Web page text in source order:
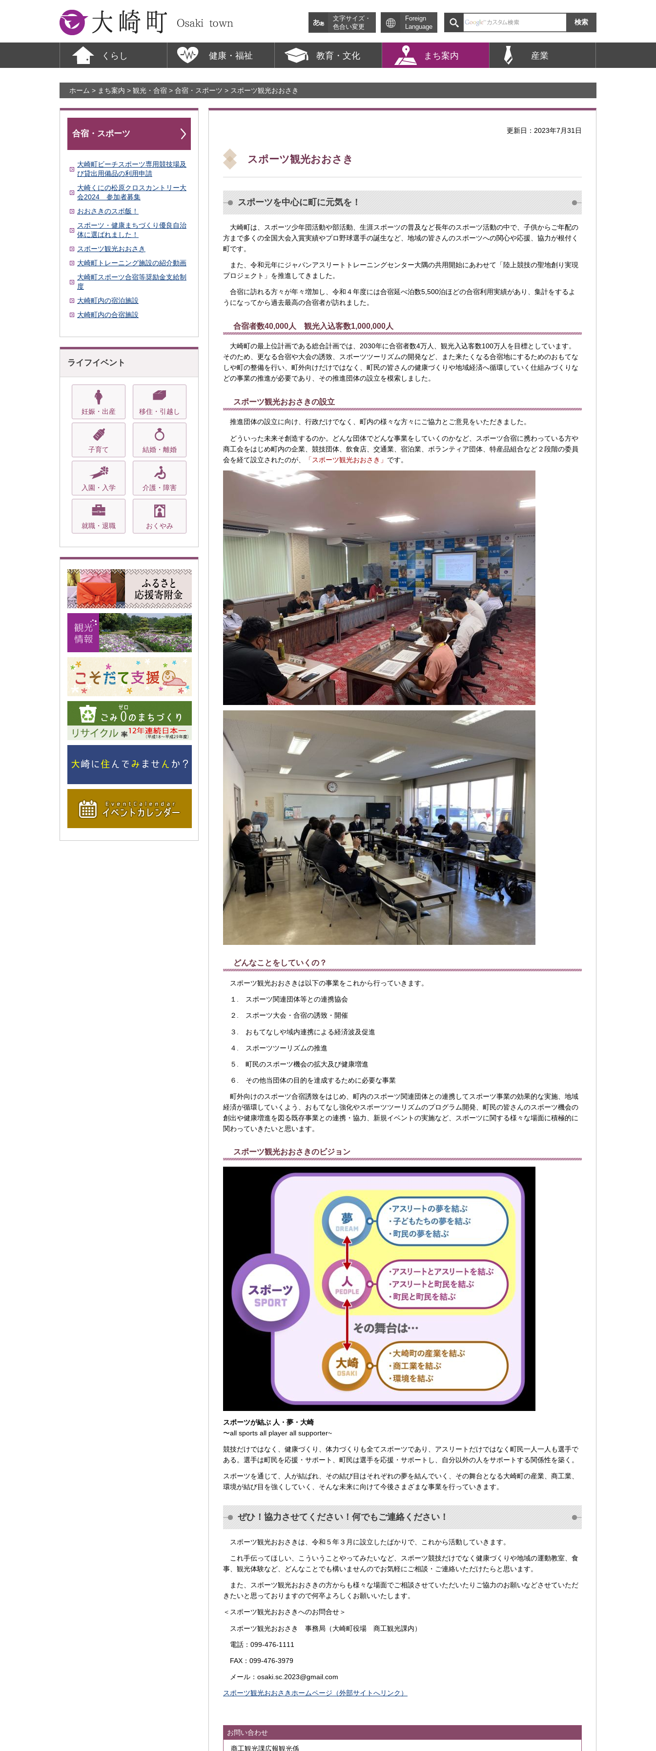
大崎町
文字サイズ・
色合い変更
Foreign
Language
くらし 健康・福祉 教育・文化 まち案内 産業
ホーム > まち案内 > 観光・合宿 > 合宿・スポーツ > スポーツ観光おおさき
合宿・スポーツ
大崎町ビーチスポーツ専用競技場及
び貸出用備品の利用申請
大崎くにの松原クロスカントリー大
会2024 参加者募集
おおさきのスポ飯！
スポーツ・健康まちづくり優良自治
体に選ばれました！
スポーツ観光おおさき
大崎町トレーニング施設の紹介動画
大崎町スポーツ合宿等奨励金支給制
度
大崎町内の宿泊施設
大崎町内の合宿施設
ライフイベント
妊娠・出産 移住・引越し
子育て 結婚・離婚
入園・入学 介護・障害
就職・退職 おくやみ
更新日：2023年7月31日
スポーツ観光おおさき
スポーツを中心に町に元気を！
大崎町は、スポーツ少年団活動や部活動、生涯スポーツの普及など長年のスポーツ活動の中で、子供からご年配の
方まで多くの全国大会入賞実績やプロ野球選手の誕生など、地域の皆さんのスポーツへの関心や応援、協力が根付く
町です。
また、令和元年にジャパンアスリートトレーニングセンター大隅の共用開始にあわせて「陸上競技の聖地創り実現
プロジェクト」を推進してきました。
合宿に訪れる方々が年々増加し、令和４年度には合宿延べ泊数5,500泊ほどの合宿利用実績があり、集計をするよ
うになってから過去最高の合宿者が訪れました。
合宿者数40,000人 観光入込客数1,000,000人
大崎町の最上位計画である総合計画では、2030年に合宿者数4万人、観光入込客数100万人を目標としています。
そのため、更なる合宿や大会の誘致、スポーツツーリズムの開発など、また来たくなる合宿地にするためのおもてな
しや町の整備を行い、町外向けだけではなく、町民の皆さんの健康づくりや地域経済へ循環していく仕組みづくりな
どの事業の推進が必要であり、その推進団体の設立を模索しました。
スポーツ観光おおさきの設立
推進団体の設立に向け、行政だけでなく、町内の様々な方々にご協力とご意見をいただきました。
どういった未来そ創造するのか。どんな団体でどんな事業をしていくのかなど、スポーツ合宿に携わっている方や
商工会をはじめ町内の企業、競技団体、飲食店、交通業、宿泊業、ボランティア団体、特産品組合など２段階の委員
会を経て設立されたのが、
「スポーツ観光おおさき」 です。
どんなことをしていくの？
スポーツ観光おおさきは以下の事業をこれから行っていきます。
１. スポーツ関連団体等との連携協会
２. スポーツ大会・合宿の誘致・開催
３. おもてなしや域内連携による経済波及促進
４. スポーツツーリズムの推進
５. 町民のスポーツ機会の拡大及び健康増進
６. その他当団体の目的を達成するために必要な事業
町外向けのスポーツ合宿誘致をはじめ、町内のスポーツ関連団体との連携してスポーツ事業の効果的な実施、地域
経済が循環していくよう、おもてなし強化やスポーツツーリズムのプログラム開発、町民の皆さんのスポーツ機会の
創出や健康増進を図る既存事業との連携・協力、新規イベントの実施など、スポーツに関する様々な場面に積極的に
関わっていきたいと思います。
スポーツ観光おおさきのビジョン
スポーツが結ぶ 人・夢・大崎
〜all sports all player all supporter~
競技だけではなく、健康づくり、体⼒づくりも全てスポーツであり、アスリートだけではなく町⺠⼀⼈⼀⼈も選⼿で
ある。選⼿は町⺠を応援・サポート、町⺠は選⼿を応援・サポートし、⾃分以外の⼈をサポートする関係性を築く。
スポーツを通じて、人が結ばれ、その結び目はそれぞれの夢を結んでいく、その舞台となる大崎町の産業、商工業、
環境が結び目を強くしていく、そんな未来に向けて今後さまざまな事業を行っていきます。
ぜひ！協力させてください！何でもご連絡ください！
スポーツ観光おおさきは、令和５年３月に設立したばかりで、これから活動していきます。
これ手伝ってほしい、こういうことやってみたいなど、スポーツ競技だけでなく健康づくりや地域の運動教室、食
事、観光体験など、どんなことでも構いませんのでお気軽にご相談・ご連絡いただけたらと思います。
また、スポーツ観光おおさきの方からも様々な場面でご相談させていただいたりご協力のお願いなどさせていただ
きたいと思っておりますので何卒よろしくお願いいたします。
＜スポーツ観光おおさきへのお問合せ＞
スポーツ観光おおさき 事務局（大崎町役場 商工観光課内）
電話：099-476-1111
FAX：099-476-3979
メール：osaki.sc.2023@gmail.com
スポーツ観光おおさきホームページ（外部サイトへリンク）
お問い合わせ
商工観光課広報観光係